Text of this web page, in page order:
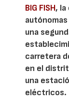
BIG FISH, la
autónomas
una
carretera
en el
una
eléctricos.